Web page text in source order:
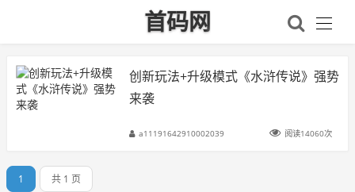
首码网
创新玩法+升级模式《水浒传说》强势
来袭
a11191642910002039 阅读14060次
1 共 1 页